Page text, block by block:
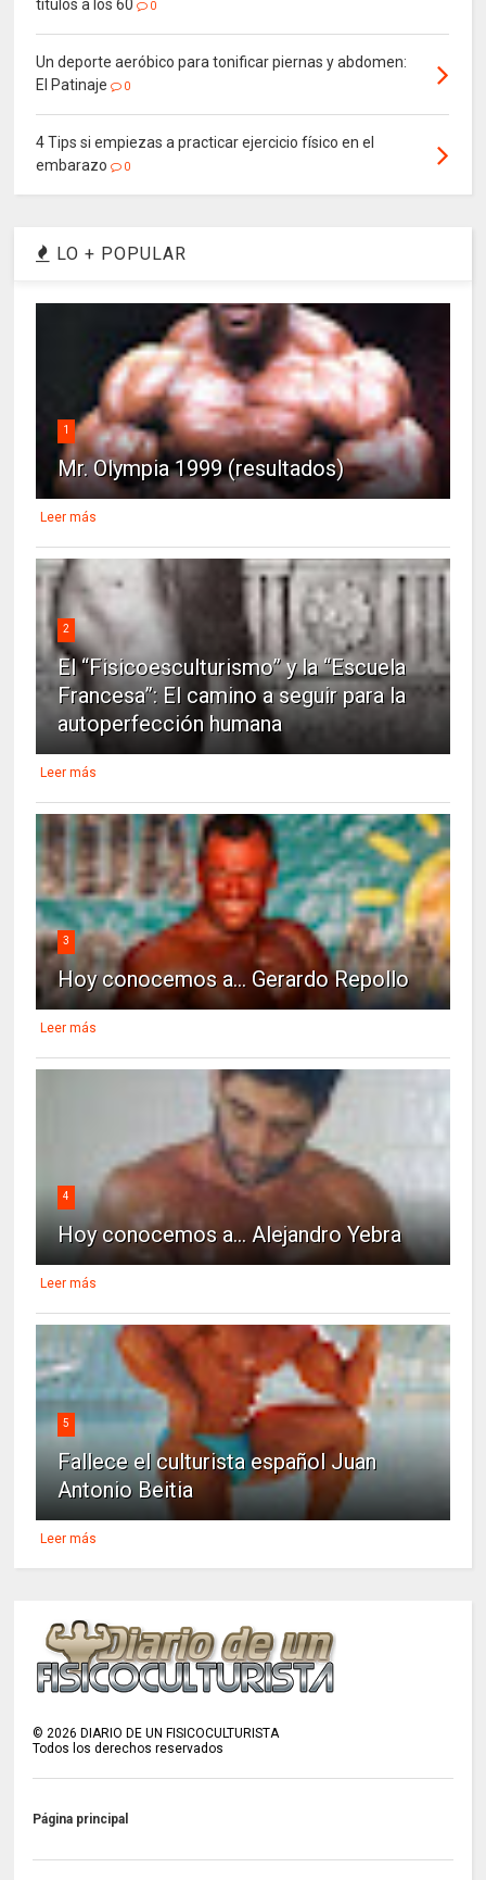
títulos a los 60
0
Un deporte aeróbico para tonificar piernas y abdomen:
El Patinaje
0
4 Tips si empiezas a practicar ejercicio físico en el
embarazo
0
LO + POPULAR
1
Mr. Olympia 1999 (resultados)
Leer más
2
El “Fisicoesculturismo” y la “Escuela
Francesa”: El camino a seguir para la
autoperfección humana
Leer más
3
Hoy conocemos a... Gerardo Repollo
Leer más
4
Hoy conocemos a... Alejandro Yebra
Leer más
5
Fallece el culturista español Juan
Antonio Beitia
Leer más
©2026 DIARIO DE UN FISICOCULTURISTA
Todos los derechos reservados
Página principal